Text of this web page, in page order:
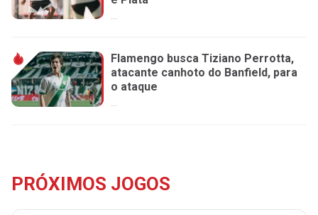
...
Flamengo busca Tiziano Perrotta,
atacante canhoto do Banfield, para
o ataque
...
PRÓXIMOS JOGOS